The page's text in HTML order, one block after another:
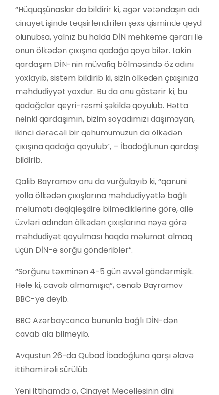
“Hüquqşünaslar da bildirir ki, əgər vətəndaşın adı
cinayət işində təqsirləndirilən şəxs qismində qeyd
olunubsa, yalnız bu halda DİN məhkəmə qərarı ilə
onun ölkədən çıxışına qadağa qoya bilər. Lakin
qardaşım DİN-nin müvafiq bölməsində öz adını
yoxlayıb, sistem bildirib ki, sizin ölkədən çıxışınıza
məhdudiyyət yoxdur. Bu da onu göstərir ki, bu
qadağalar qeyri-rəsmi şəkildə qoyulub. Hətta
nəinki qardaşımın, bizim soyadımızı daşımayan,
ikinci dərəcəli bir qohumumuzun da ölkədən
çıxışına qadağa qoyulub”, – İbadoğlunun qardaşı
bildirib.
Qalib Bayramov onu da vurğulayıb ki, “qanuni
yolla ölkədən çıxışlarına məhdudiyyətlə bağlı
məlumatı dəqiqləşdirə bilmədiklərinə görə, ailə
üzvləri adından ölkədən çıxışlarına nəyə görə
məhdudiyət qoyulması haqda məlumat almaq
üçün DİN-ə sorğu göndəriblər”.
“Sorğunu təxminən 4-5 gün əvvəl göndərmişik.
Hələ ki, cavab almamışıq”, cənab Bayramov
BBC-yə deyib.
BBC Azərbaycanca bununla bağlı DİN-dən
cavab ala bilməyib.
Avqustun 26-da Qubad İbadoğluna qarşı əlavə
ittiham irəli sürülüb.
Yeni ittihamda o, Cinayət Məcəlləsinin dini